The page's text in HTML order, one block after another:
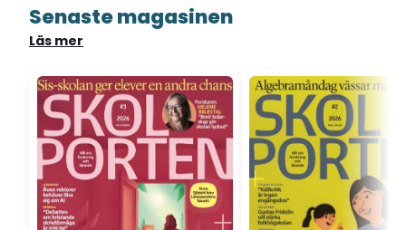
Senaste magasinen
Läs mer